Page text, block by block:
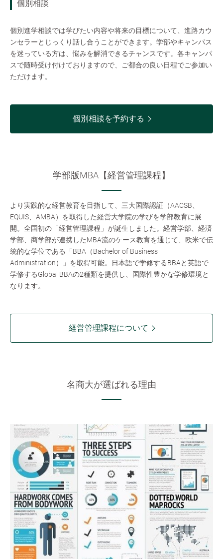
個別相談
個別進学相談では学びたい内容や将来の目標について、進路カウ
ンセラーとじっくり話し合うことができます。学部やキャンパス
を迷っている方は、悩みを解消できるチャンスです。各キャンパ
スで随時受け付けておりますので、ご都合の良い日程でご参加い
ただけます。
個別相談を予約する
学部版MBA【経営管理課程】
より実践的な経営教育を目指して、三大国際認証（AACSB、
EQUIS、AMBA）を取得した経営大学院の学びを学部教育に展
開。全国初の「経営管理課程」が誕生しました。経営学部、経済
学部、商学部が連携したMBA流のケース教育を通じて、欧米で伝
統的な学位である「BBA（Bachelor of Business
Administration）」を取得可能。日本語で学修するBBAと英語で
学修するGlobal BBAの2種類を提供し、国際性豊かな学修環境と
なります。
経営管理課程について
名商大が選ばれる理由